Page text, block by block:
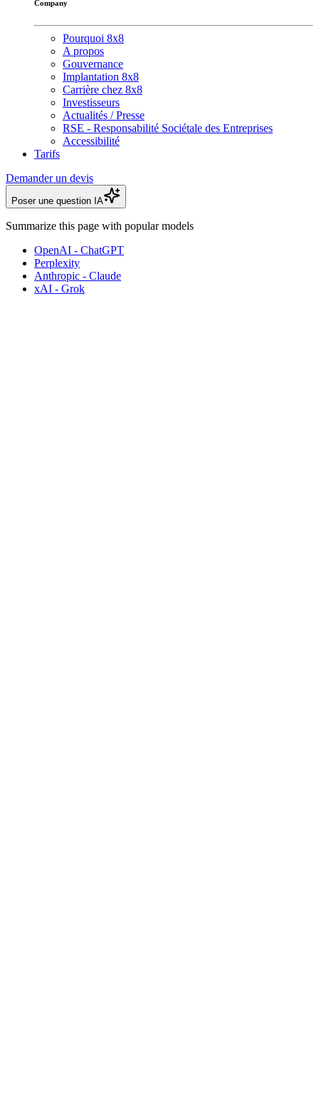
Company
Pourquoi 8x8
A propos
Gouvernance
Implantation 8x8
Carrière chez 8x8
Investisseurs
Actualités / Presse
RSE - Responsabilité Sociétale des Entreprises
Accessibilité
Tarifs
Demander un devis
Poser une question IA
Summarize this page with popular models
OpenAI - ChatGPT
Perplexity
Anthropic - Claude
xAI - Grok